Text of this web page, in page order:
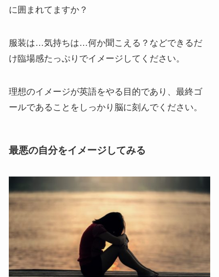
に囲まれてますか？
服装は…気持ちは…何か聞こえる？などできるだ
け臨場感たっぷりでイメージしてください。
理想のイメージが英語をやる目的であり、最終ゴ
ールであることをしっかり脳に刻んでください。
最悪の自分をイメージしてみる